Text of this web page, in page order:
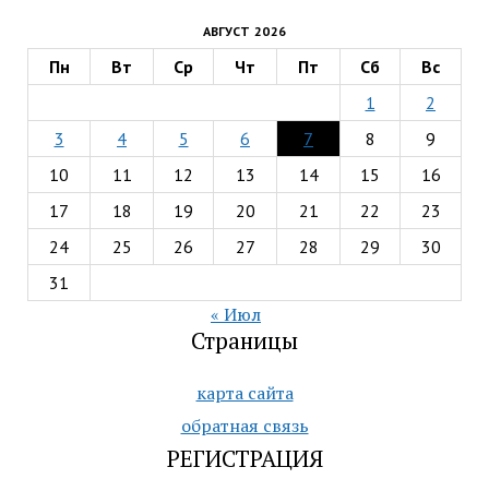
АВГУСТ 2026
Пн Вт Ср Чт Пт Сб
Вс
1
2
3
4 5 6 7 8
9
10
11 12 13 14 15
16
17
18 19 20 21 22
23
24
25 26 27 28 29
30
31
« Июл
Страницы
карта сайта
обратная связь
РЕГИСТРАЦИЯ